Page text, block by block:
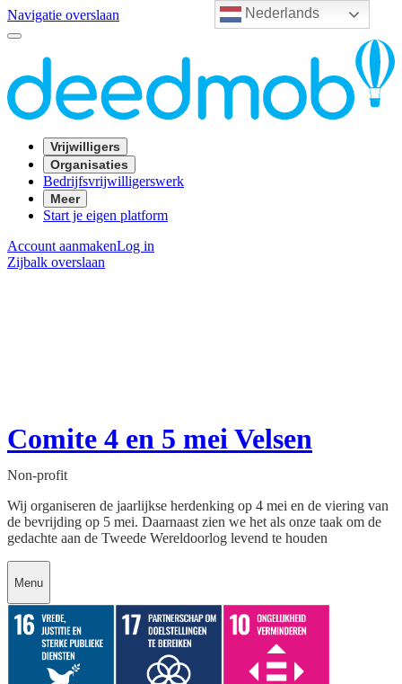
Nederlands
Navigatie overslaan
Vrijwilligers
Organisaties
Bedrijfsvrijwilligerswerk
Meer
Start je eigen platform
Account aanmakenLog in
Zijbalk overslaan
Comite 4 en 5 mei Velsen
Non-profit
Wij organiseren de jaarlijkse herdenking op 4 mei en de viering van
de bevrijding op 5 mei. Daarnaast zien we het als onze taak om de
gedachte aan de Tweede Wereldoorlog levend te houden
Menu